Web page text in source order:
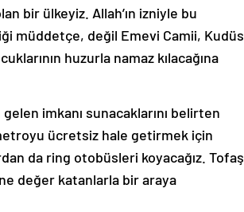
bir ülkeyiz. Allah’ın izniyle bu
müddetçe, değil Emevi Camii, Kudüs
huzurla namaz kılacağına
imkanı sunacaklarını belirten
ücretsiz hale getirmek için
da ring otobüsleri koyacağız. Tofaş
değer katanlarla bir araya